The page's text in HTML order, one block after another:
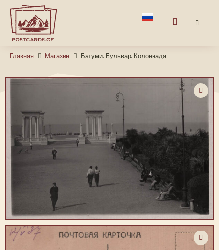
Главная Магазин Батуми. Бульвар. Колоннада